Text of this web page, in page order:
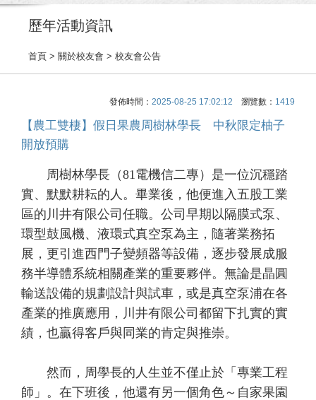
歷年活動資訊
首頁 > 關於校友會 > 校友會公告
發佈時間： 2025-08-25 17:02:12 瀏覽數： 1419
【農工雙棲】假日果農周樹林學長 中秋限定柚子
開放預購
周樹林學長（81電機信二專）是一位沉穩踏
實、默默耕耘的人。畢業後，他便進入五股工業
區的川井有限公司任職。公司早期以隔膜式泵、
環型鼓風機、液環式真空泵為主，隨著業務拓
展，更引進西門子變頻器等設備，逐步發展成服
務半導體系統相關產業的重要夥伴。無論是晶圓
輸送設備的規劃設計與試車，或是真空泵浦在各
產業的推廣應用，川井有限公司都留下扎實的實
績，也贏得客戶與同業的肯定與推崇。
然而，周學長的人生並不僅止於「專業工程
師」。在下班後，他還有另一個角色～自家果園